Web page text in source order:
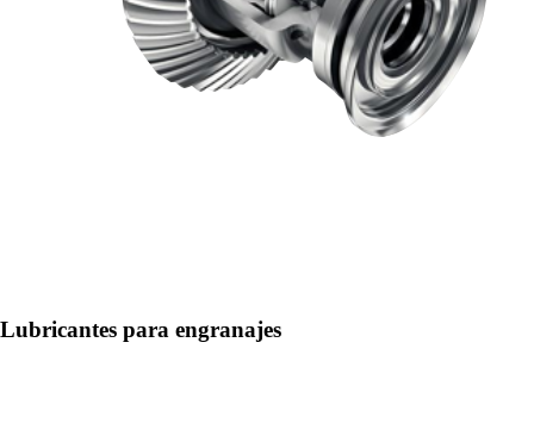
Lubricantes para engranajes